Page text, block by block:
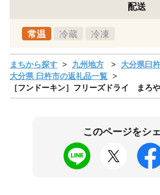
配送
常温 冷蔵 冷凍
まちから探す 九州地方
大分県臼
大分県 臼杵市の返礼品一覧
［フンドーキン］フリーズドライ まろや
このページをシ